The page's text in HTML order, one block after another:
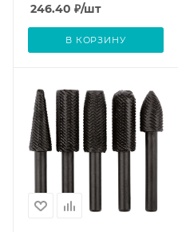
246.40 ₽/шт
В КОРЗИНУ